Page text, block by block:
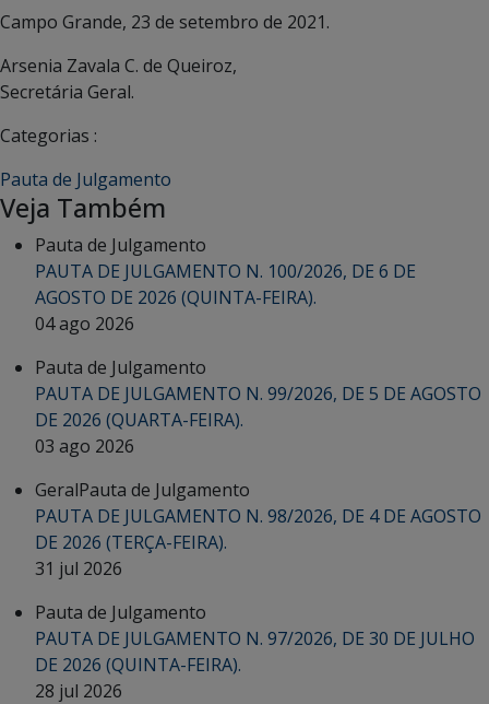
Campo Grande, 23 de setembro de 2021.
Arsenia Zavala C. de Queiroz,
Secretária Geral.
Categorias :
Pauta de Julgamento
Veja Também
Pauta de Julgamento
PAUTA DE JULGAMENTO N. 100/2026, DE 6 DE
AGOSTO DE 2026 (QUINTA-FEIRA).
04 ago 2026
Pauta de Julgamento
PAUTA DE JULGAMENTO N. 99/2026, DE 5 DE AGOSTO
DE 2026 (QUARTA-FEIRA).
03 ago 2026
GeralPauta de Julgamento
PAUTA DE JULGAMENTO N. 98/2026, DE 4 DE AGOSTO
DE 2026 (TERÇA-FEIRA).
31 jul 2026
Pauta de Julgamento
PAUTA DE JULGAMENTO N. 97/2026, DE 30 DE JULHO
DE 2026 (QUINTA-FEIRA).
28 jul 2026